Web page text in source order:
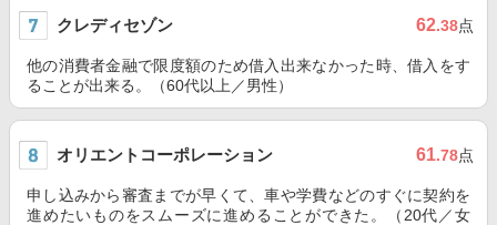
クレディセゾン 62.38点
他の消費者金融で限度額のため借入出来なかった時、借入をす
ることが出来る。（60代以上／男性）
オリエントコーポレーション 61.78点
申し込みから審査までが早くて、車や学費などのすぐに契約を
進めたいものをスムーズに進めることができた。（20代／女